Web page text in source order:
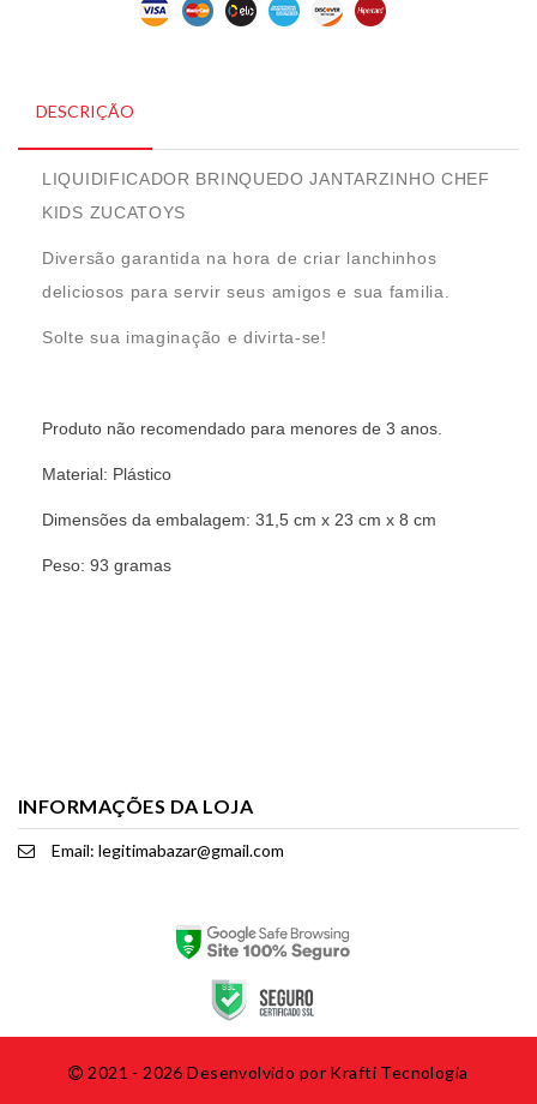
DESCRIÇÃO
LIQUIDIFICADOR BRINQUEDO JANTARZINHO CHEF
KIDS ZUCATOYS
Diversão garantida na hora de criar lanchinhos
deliciosos para servir seus amigos e sua familia.
Solte sua imaginação e divirta-se!
Produto não recomendado para menores de 3 anos.
Material: Plástico
Dimensões da embalagem: 31,5 cm x 23 cm x 8 cm
Peso: 93 gramas
INFORMAÇÕES DA LOJA
Email: legitimabazar@gmail.com
2021 - 2026 Desenvolvido por Krafti Tecnologia